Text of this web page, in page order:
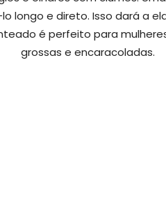
longo e direto. Isso dará a
é perfeito para
grossas e encaracoladas.